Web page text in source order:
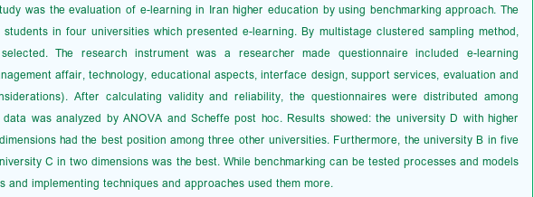
was the evaluation of e-learning in Iran higher education by using benchmarking approach. The
in four universities which presented e-learning. By multistage clustered sampling method,
The research instrument was a researcher made questionnaire included e-learning
affair, technology, educational aspects, interface design, support services, evaluation and
After calculating validity and reliability, the questionnaires were distributed among
was analyzed by ANOVA and Scheffe post hoc. Results showed: the university D with higher
had the best position among three other universities. Furthermore, the university B in five
C in two dimensions was the best. While benchmarking can be tested processes and models
and implementing techniques and approaches used them more.